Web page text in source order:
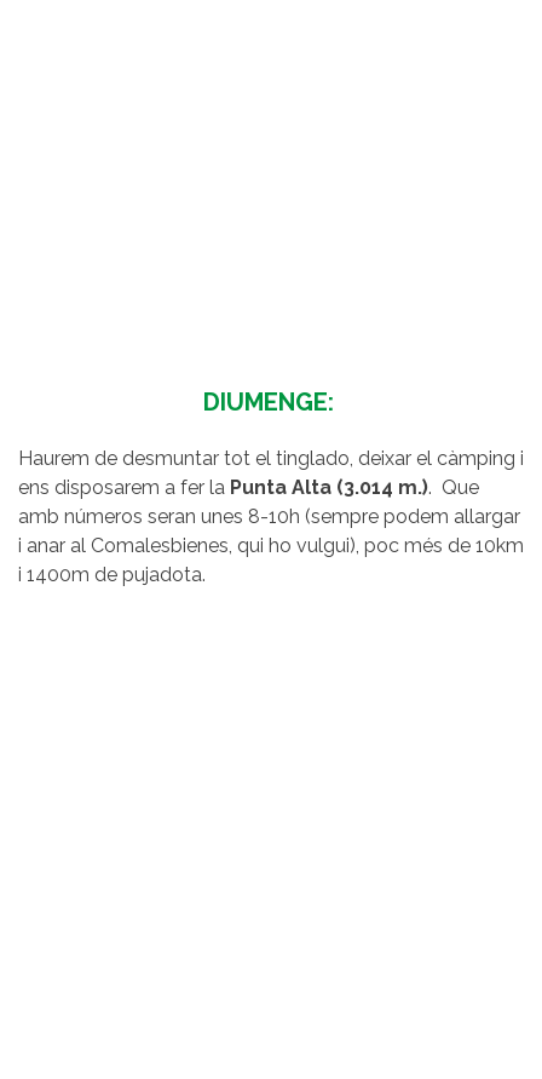
DIUMENGE:
Haurem de desmuntar tot el tinglado, deixar el càmping i
ens disposarem a fer la Punta Alta (3.014 m.). Que
amb números seran unes 8-10h (sempre podem allargar
i anar al Comalesbienes, qui ho vulgui), poc més de 10km
i 1400m de pujadota.